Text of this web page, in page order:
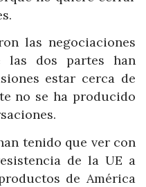
las negociaciones
las dos partes han
estar cerca de
no se ha producido
tenido que ver con
de la UE a
de América